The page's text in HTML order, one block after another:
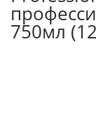
750мл